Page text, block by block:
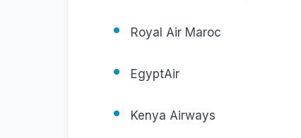
Royal Air Maroc
EgyptAir
Kenya Airways